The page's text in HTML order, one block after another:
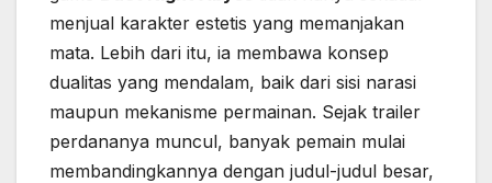
menjual karakter estetis yang memanjakan
mata. Lebih dari itu, ia membawa konsep
dualitas yang mendalam, baik dari sisi narasi
maupun mekanisme permainan. Sejak trailer
perdananya muncul, banyak pemain mulai
membandingkannya dengan judul-judul besar,